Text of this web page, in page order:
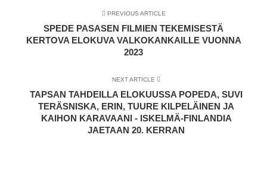
PREVIOUS ARTICLE
SPEDE PASASEN FILMIEN TEKEMISESTÄ
KERTOVA ELOKUVA VALKOKANKAILLE VUONNA
2023
NEXT ARTICLE
TAPSAN TAHDEILLA ELOKUUSSA POPEDA, SUVI
TERÄSNISKA, ERIN, TUURE KILPELÄINEN JA
KAIHON KARAVAANI - ISKELMÄ-FINLANDIA
JAETAAN 20. KERRAN